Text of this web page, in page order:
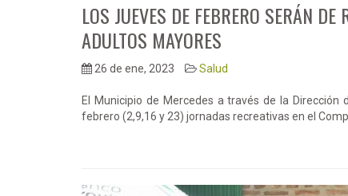
LOS JUEVES DE FEBRERO SERÁN
ADULTOS MAYORES
26 de ene, 2023 Salud
El Municipio de Mercedes a través de la
febrero (2,9,16 y 23) jornadas recreativas en el